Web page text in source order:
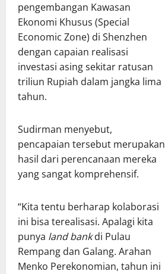
pengembangan Kawasan
Ekonomi Khusus (Special
Economic Zone) di Shenzhen
dengan capaian realisasi
investasi asing sekitar ratusan
triliun Rupiah dalam jangka lima
tahun.
Sudirman menyebut,
pencapaian tersebut merupakan
hasil dari perencanaan mereka
yang sangat komprehensif.
“Kita tentu berharap kolaborasi
ini bisa terealisasi. Apalagi kita
punya land bankdi Pulau
Rempang dan Galang. Arahan
Menko Perekonomian, tahun ini